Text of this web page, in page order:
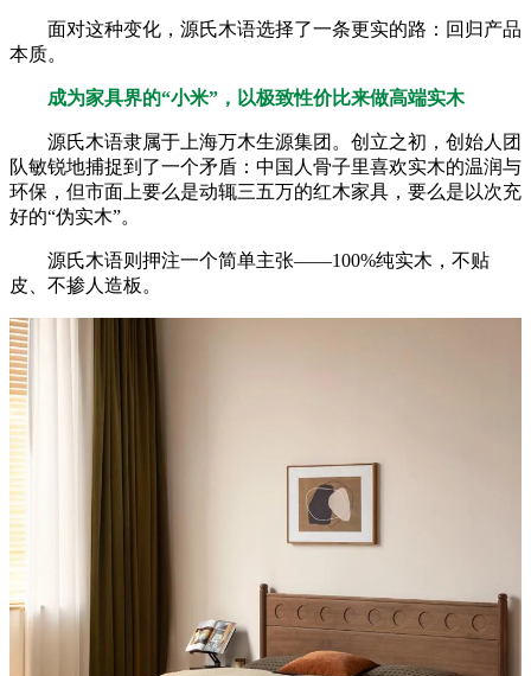
面对这种变化，源氏木语选择了一条更实的路：回归产品
本质。
成为家具界的“小米”，以极致性价比来做高端实木
源氏木语隶属于上海万木生源集团。创立之初，创始人团
队敏锐地捕捉到了一个矛盾：中国人骨子里喜欢实木的温润与
环保，但市面上要么是动辄三五万的红木家具，要么是以次充
好的“伪实木”。
源氏木语则押注一个简单主张——100%纯实木，不贴
皮、不掺人造板。